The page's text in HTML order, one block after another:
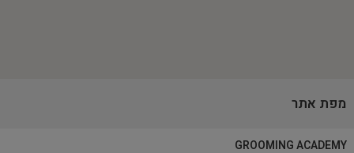
מפת אתר
GROOMING ACADEMY